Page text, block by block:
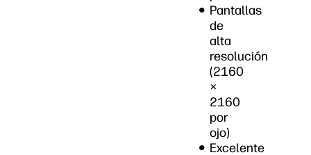
Pantallas
de
alta
resolución
(2160
×
2160
por
ojo)
Excelente